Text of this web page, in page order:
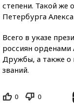
степени. Такой же
Петербурга
Всего в указе
россиян орденами
Дружбы, а также о
званий.
0 0